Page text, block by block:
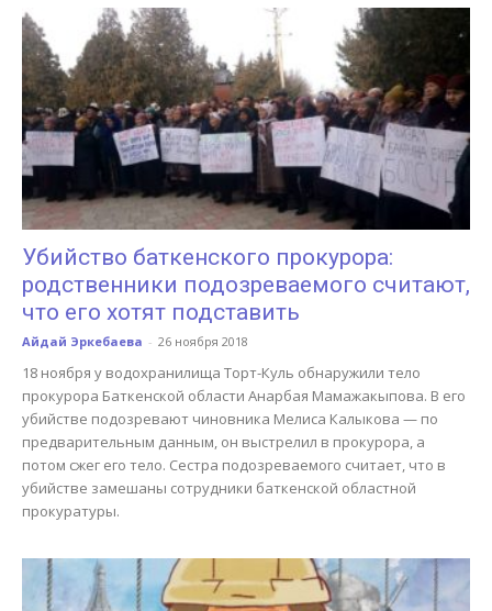
Убийство баткенского прокурора:
родственники подозреваемого считают,
что его хотят подставить
Айдай Эркебаева - 26 ноября 2018
18 ноября у водохранилища Торт-Куль обнаружили тело
прокурора Баткенской области Анарбая Мамажакыпова. В его
убийстве подозревают чиновника Мелиса Калыкова — по
предварительным данным, он выстрелил в прокурора, а
потом сжег его тело. Сестра подозреваемого считает, что в
убийстве замешаны сотрудники баткенской областной
прокуратуры.